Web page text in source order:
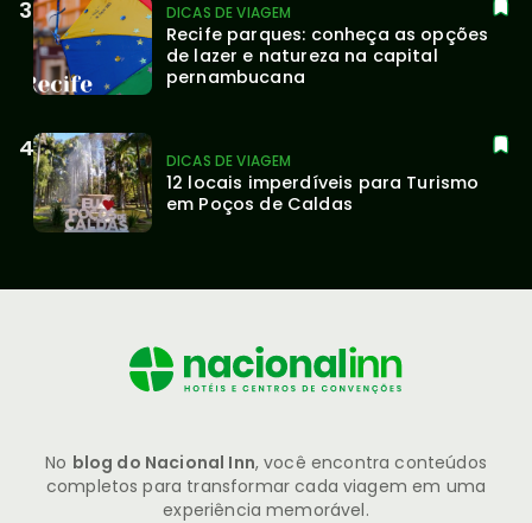
DICAS DE VIAGEM
Recife parques: conheça as opções
de lazer e natureza na capital
pernambucana
DICAS DE VIAGEM
12 locais imperdíveis para Turismo
em Poços de Caldas
No blog do Nacional Inn, você encontra conteúdos
completos para transformar cada viagem em uma
experiência memorável.